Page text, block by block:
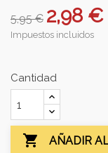
5,95 € 2,98 €
Impuestos incluidos
Cantidad
 AÑADIR